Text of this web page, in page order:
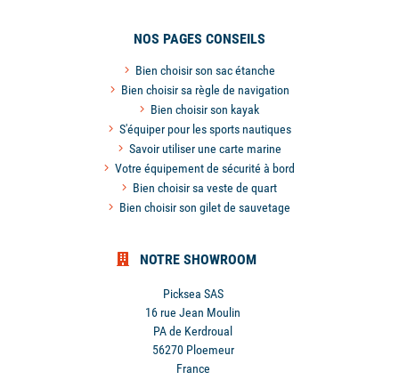
NOS PAGES CONSEILS
Bien choisir son sac étanche
Bien choisir sa règle de navigation
Bien choisir son kayak
S'équiper pour les sports nautiques
Savoir utiliser une carte marine
Votre équipement de sécurité à bord
Bien choisir sa veste de quart
Bien choisir son gilet de sauvetage
NOTRE SHOWROOM
Picksea SAS
16 rue Jean Moulin
PA de Kerdroual
56270 Ploemeur
France